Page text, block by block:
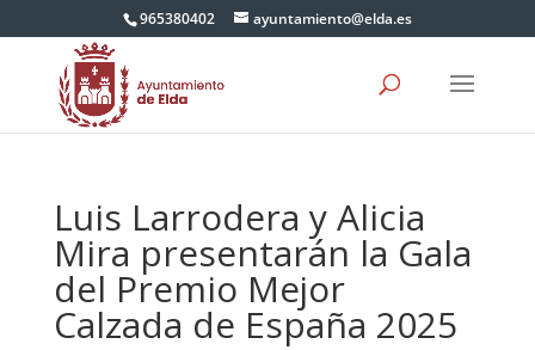
965380402 ayuntamiento@elda.es
Luis Larrodera y Alicia
Mira presentarán la Gala
del Premio Mejor
Calzada de España 2025